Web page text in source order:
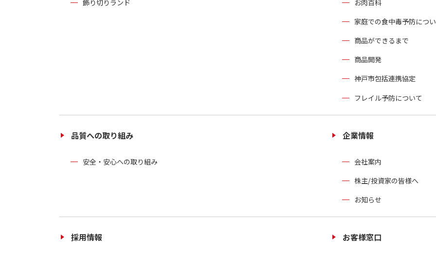
飾り切りランド
お肉百科
家庭での食中毒予防につ
商品ができるまで
商品開発
神戸市包括連携協定
フレイル予防について
品質への取り組み
安全・安心への取り組み
企業情報
会社案内
株主/投資家の皆様へ
お知らせ
採用情報 お客様窓口